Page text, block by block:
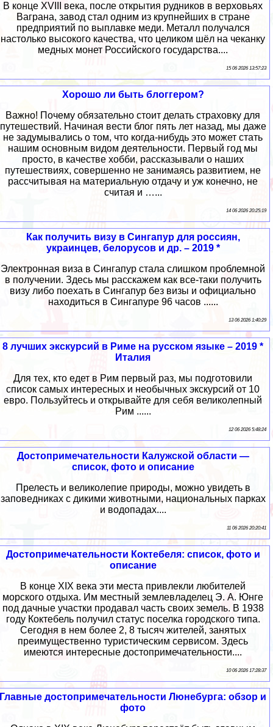
В конце XVIII века, после открытия рудников в верховьях
Ваграна, завод стал одним из крупнейших в стране
предприятий по выплавке меди. Металл получался
настолько высокого качества, что целиком шёл на чеканку
медных монет Российского государства....
15 06 2026 13:57:23
Хорошо ли быть блоггером?
Важно! Почему обязательно стоит делать страховку для
путешествий. Начиная вести блог пять лет назад, мы даже
не задумывались о том, что когда-нибудь это может стать
нашим основным видом деятельности. Первый год мы
просто, в качестве хобби, рассказывали о наших
путешествиях, совершенно не занимаясь развитием, не
рассчитывая на материальную отдачу и уж конечно, не
считая и …...
14 06 2026 20:25:19
Как получить визу в Сингапур для россиян,
украинцев, белорусов и др. – 2019 *
Электронная виза в Сингапур стала слишком проблемной
в получении. Здесь мы расскажем как все-таки получить
визу либо поехать в Сингапур без визы и официально
находиться в Сингапуре 96 часов ......
13 06 2026 1:40:29
8 лучших экскурсий в Риме на русском языке – 2019 *
Италия
Для тех, кто едет в Рим первый раз, мы подготовили
список самых интересных и необычных экскурсий от 10
евро. Пользуйтесь и открывайте для себя великолепный
Рим ......
12 06 2026 5:48:24
Достопримечательности Калужской области —
список, фото и описание
Прелесть и великолепие природы, можно увидеть в
заповедниках с дикими животными, национальных парках
и водопадах....
11 06 2026 20:20:41
Достопримечательности Коктебеля: список, фото и
описание
В конце XIX века эти места привлекли любителей
морского отдыха. Им местный землевладелец Э. А. Юнге
под дачные участки продавал часть своих земель. В 1938
году Коктебель получил статус поселка городского типа.
Сегодня в нем более 2, 8 тысяч жителей, занятых
преимущественно туристическим сервисом. Здесь
имеются интересные достопримечательности....
10 06 2026 17:28:37
Главные достопримечательности Люнебурга: обзор и
фото